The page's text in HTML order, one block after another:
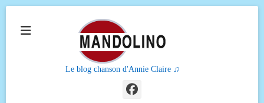
Le blog chanson d'Annie Claire ♫
Facebook